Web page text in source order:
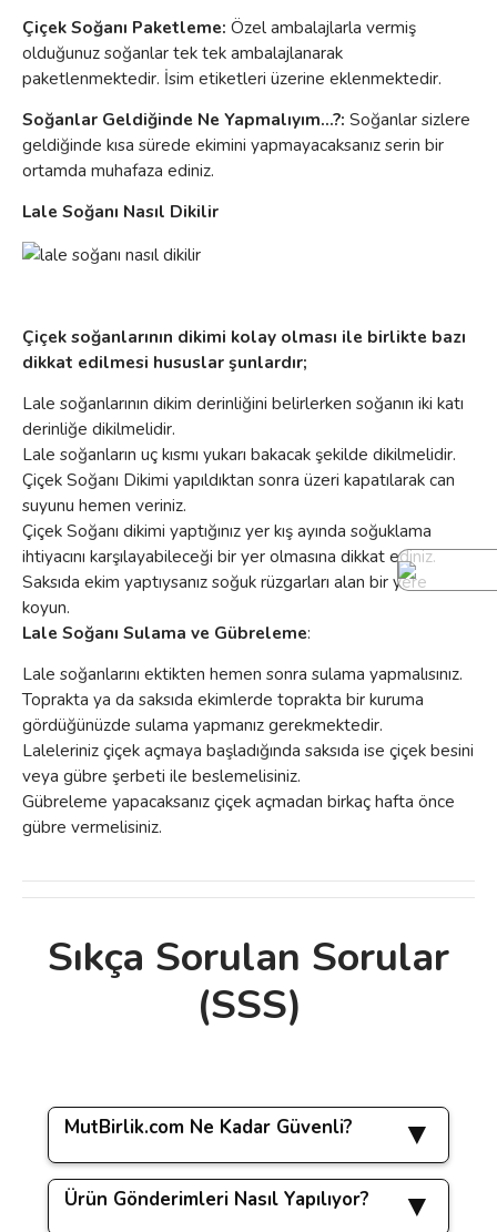
Çiçek Soğanı Paketleme: Özel ambalajlarla vermiş
olduğunuz soğanlar tek tek ambalajlanarak
paketlenmektedir. İsim etiketleri üzerine eklenmektedir.
Soğanlar Geldiğinde Ne Yapmalıyım...?: Soğanlar sizlere
geldiğinde kısa sürede ekimini yapmayacaksanız serin bir
ortamda muhafaza ediniz.
Lale Soğanı Nasıl Dikilir
Çiçek soğanlarının dikimi kolay olması ile birlikte bazı
dikkat edilmesi hususlar şunlardır;
Lale soğanlarının dikim derinliğini belirlerken soğanın iki katı
derinliğe dikilmelidir.
Lale soğanların uç kısmı yukarı bakacak şekilde dikilmelidir.
Çiçek Soğanı Dikimi yapıldıktan sonra üzeri kapatılarak can
suyunu hemen veriniz.
Çiçek Soğanı dikimi yaptığınız yer kış ayında soğuklama
ihtiyacını karşılayabileceği bir yer olmasına dikkat ediniz.
Saksıda ekim yaptıysanız soğuk rüzgarları alan bir yere
koyun.
Lale Soğanı Sulama ve Gübreleme:
Lale soğanlarını ektikten hemen sonra sulama yapmalısınız.
Toprakta ya da saksıda ekimlerde toprakta bir kuruma
gördüğünüzde sulama yapmanız gerekmektedir.
Laleleriniz çiçek açmaya başladığında saksıda ise çiçek besini
veya gübre şerbeti ile beslemelisiniz.
Gübreleme yapacaksanız çiçek açmadan birkaç hafta önce
gübre vermelisiniz.
Bu ürüne ilk yorumu siz yapın!
Yorum Yaz
Bu ürünün fiyat bilgisi, resim, ürün
açıklamalarında ve diğer konularda yetersiz
gördüğünüz noktaları öneri formunu
Ürün resmi kalitesiz, bozuk veya
görüntülenemiyor.
Sıkça Sorulan Sorular
(SSS)
MutBirlik.com Ne Kadar Güvenli?
www.mutbirlik.com sitemizde yapacağınız tüm
Ürün Gönderimleri Nasıl Yapılıyor?